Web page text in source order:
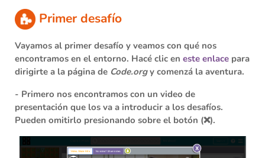
Primer desafío
Vayamos al primer desafío y veamos con qué nos
encontramos en el entorno. Hacé clic en este enlace para
dirigirte a la página de Code.orgy comenzá la aventura.
- Primero nos encontramos con un video de
presentación que los va a introducir a los desafíos.
Pueden omitirlo presionando sobre el botón (❌).